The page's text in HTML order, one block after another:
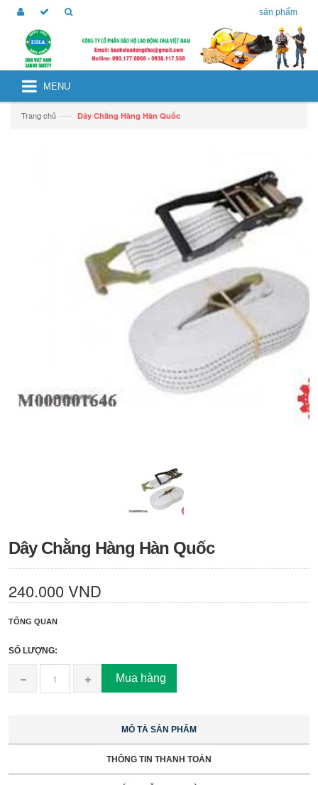
sản phẩm
MENU
Trang chủ —› Dây Chằng Hàng Hàn Quốc
Dây Chằng Hàng Hàn Quốc
240.000 VND
TỔNG QUAN
SỐ LƯỢNG:
Mua hàng
MÔ TẢ SẢN PHẨM
THÔNG TIN THANH TOÁN